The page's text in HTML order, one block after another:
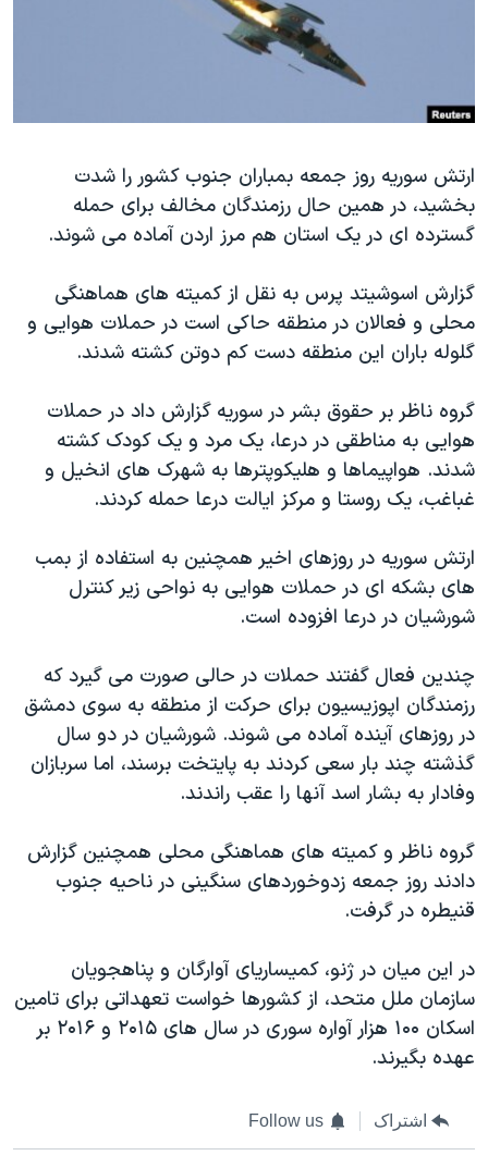
حقوق شهروندی
اسرائیل در جنگ
گالری عکس
انتخابات ریاست جمهوری آمریکا ۲۰۲۴
ورزش زنان در ایران
اعتراضات زن، زندگی، آزادی
تریبونال مردمی آبان ۹۸
دادگاه حمید نوری
قانون شفافیت دارائی کادر رهبری ایران
اعتراضات مردمی آبان ۹۸
اسرائیل در جنگ
همایش محافظه‌کاران آمریکا «سی‌پک»
صفحه‌های ویژه
زبانهای مختلف
ارتش سوریه روز جمعه بمباران جنوب کشور را شدت
بخشید، در همین حال رزمندگان مخالف برای حمله
گسترده ای در یک استان هم مرز اردن آماده می شوند.
گزارش اسوشیتد پرس به نقل از کمیته های هماهنگی
محلی و فعالان در منطقه حاکی است در حملات هوایی و
گلوله باران این منطقه دست کم دوتن کشته شدند.
گروه ناظر بر حقوق بشر در سوریه گزارش داد در حملات
هوایی به مناطقی در درعا، یک مرد و یک کودک کشته
شدند. هواپیماها و هلیکوپترها به شهرک های انخیل و
غباغب، یک روستا و مرکز ایالت درعا حمله کردند.
ارتش سوریه در روزهای اخیر همچنین به استفاده از بمب
های بشکه ای در حملات هوایی به نواحی زیر کنترل
شورشیان در درعا افزوده است.
چندین فعال گفتند حملات در حالی صورت می گیرد که
رزمندگان اپوزیسیون برای حرکت از منطقه به سوی دمشق
در روزهای آینده آماده می شوند. شورشیان در دو سال
گذشته چند بار سعی کردند به پایتخت برسند، اما سربازان
وفادار به بشار اسد آنها را عقب راندند.
گروه ناظر و کمیته های هماهنگی محلی همچنین گزارش
دادند روز جمعه زدوخوردهای سنگینی در ناحیه جنوب
قنیطره در گرفت.
در این میان در ژنو، کمیساریای آوارگان و پناهجویان
سازمان ملل متحد، از کشورها خواست تعهداتی برای تامین
اسکان ۱۰۰ هزار آواره سوری در سال های ۲۰۱۵ و ۲۰۱۶ بر
عهده بگیرند.
اشتراک Follow us